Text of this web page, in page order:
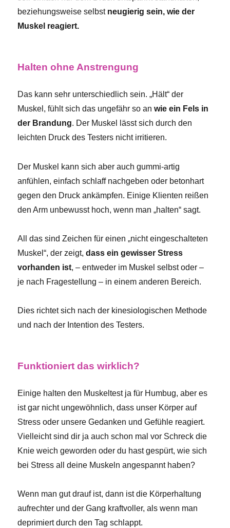
beziehungsweise selbst neugierig sein, wie der
Muskel reagiert.
Halten ohne Anstrengung
Das kann sehr unterschiedlich sein. „Hält“ der
Muskel, fühlt sich das ungefähr so anwie ein Fels in
der Brandung. Der Muskel lässt sich durch den
leichten Druck des Testers nicht irritieren.
Der Muskel kann sich aber auch gummi-artig
anfühlen, einfach schlaff nachgeben oder betonhart
gegen den Druck ankämpfen. Einige Klienten reißen
den Arm unbewusst hoch, wenn man „halten“ sagt.
All das sind Zeichen für einen „nicht eingeschalteten
Muskel“, der zeigt,dass ein gewisser Stress
vorhanden ist, – entweder im Muskel selbst oder –
je nach Fragestellung – in einem anderen Bereich.
Dies richtet sich nach der kinesiologischen Methode
und nach der Intention des Testers.
Funktioniert das wirklich?
Einige halten den Muskeltest ja für Humbug, aber es
ist gar nicht ungewöhnlich, dass unser Körper auf
Stress oder unsere Gedanken und Gefühle reagiert.
Vielleicht sind dir ja auch schon mal vor Schreck die
Knie weich geworden oder du hast gespürt, wie sich
bei Stress all deine Muskeln angespannt haben?
Wenn man gut drauf ist, dann ist die Körperhaltung
aufrechter und der Gang kraftvoller, als wenn man
deprimiert durch den Tag schlappt.